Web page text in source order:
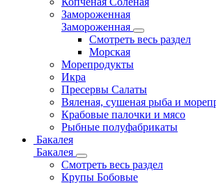
Замороженная
Замороженная
Смотреть весь раздел
Морская
Морепродукты
Икра
Пресервы Салаты
Вяленая, сушеная рыба и
Крабовые палочки и мясо
Рыбные полуфабрикаты
Бакалея
Бакалея
Смотреть весь раздел
Крупы Бобовые